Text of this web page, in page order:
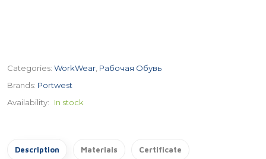
Categories: WorkWear Рабочая Обувь
Brands: Portwest
Availability:
In stock
Description Materials Certificate